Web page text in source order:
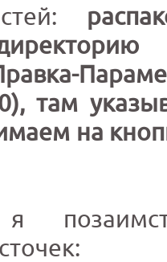
там
на